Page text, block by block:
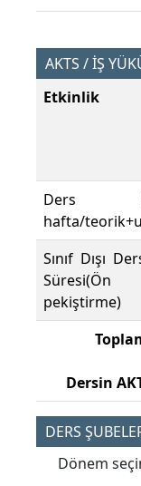
AKTS / İŞ
Etkinlik
Ders
hafta/
Sınıf Dışı
Süresi(Ön
pekiştirme)
Dersin
DERS
Dönem